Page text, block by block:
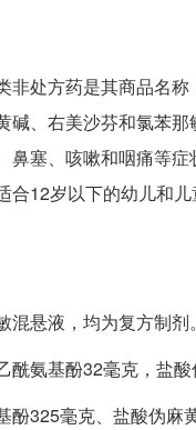
非处方药是其商品名
、右美沙芬和氯苯
鼻塞、咳嗽和咽痛等
12岁以下的幼儿和儿
悬液，均为复方制剂。
氨基酚32毫克，盐
325毫克、盐酸伪麻